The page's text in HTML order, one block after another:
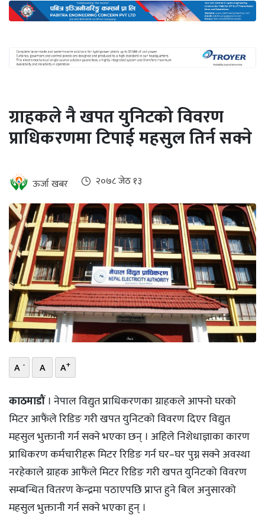
ऊर्जा
दक्षता
खबर
हरित
इभी
सम्पादकीय
बैंक
पर्यटन
भिडियो
छापा
खोज
प्रोफाइल
विशेष
ग्राहकले नै खपत युनिटको विवरण
प्राधिकरणमा टिपाई महसुल तिर्न सक्ने
ऊर्जा खबर २०७८ जेठ १३
A - A A+
काठमाडौं। नेपाल विद्युत प्राधिकरणका ग्राहकले आफ्नो घरको
मिटर आफैंले रिडिङ गरी खपत युनिटको विवरण दिएर विद्युत
महसुल भुक्तानी गर्न सक्ने भएका छन् । अहिले निशेधाज्ञाका कारण
प्राधिकरण कर्मचारीहरू मिटर रिडिङ गर्न घर–घर पुग्न सक्ने अवस्था
नरहेकाले ग्राहक आफैंले मिटर रिडिङ गरी खपत युनिटको विवरण
सम्बन्धित वितरण केन्द्रमा पठाएपछि प्राप्त हुने बिल अनुसारको
महसुल भुक्तानी गर्न सक्ने भएका हुन् ।